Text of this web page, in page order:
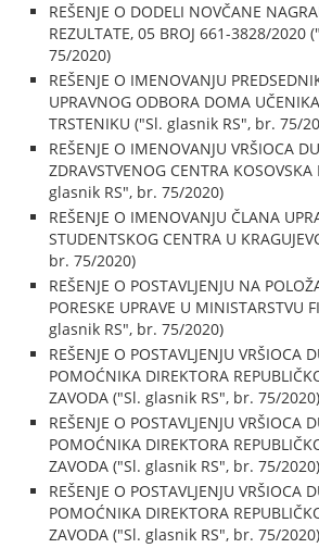
REŠENJE O DODELI NOVČANE
REZULTATE, 05 BROJ 661-3828/2020
75/2020)
REŠENJE O IMENOVANJU
UPRAVNOG ODBORA DOMA
TRSTENIKU ("Sl. glasnik RS", br. 75/
REŠENJE O IMENOVANJU VRŠIOCA
ZDRAVSTVENOG CENTRA
glasnik RS", br. 75/2020)
REŠENJE O IMENOVANJU ČLANA
STUDENTSKOG CENTRA U
br. 75/2020)
REŠENJE O POSTAVLJENJU NA
PORESKE UPRAVE U MINISTARSTVU
glasnik RS", br. 75/2020)
REŠENJE O POSTAVLJENJU VRŠIOCA
POMOĆNIKA DIREKTORA
ZAVODA ("Sl. glasnik RS", br. 75/2020)
REŠENJE O POSTAVLJENJU VRŠIOCA
POMOĆNIKA DIREKTORA
ZAVODA ("Sl. glasnik RS", br. 75/2020)
REŠENJE O POSTAVLJENJU VRŠIOCA
POMOĆNIKA DIREKTORA
ZAVODA ("Sl. glasnik RS", br. 75/2020)